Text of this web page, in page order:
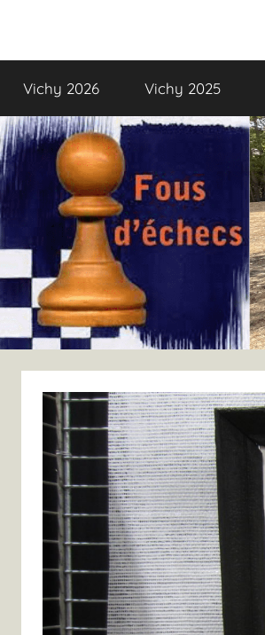
contenu
Fous
d’échecs
d’échecs,
la
!
Vichy 2026 Vichy 2025